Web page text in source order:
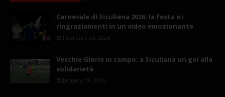
Carnevale di Siculiana 2026: la festa e i
ringraziamenti in un video emozionante
February 24, 2026
Vecchie Glorie in campo: a Siculiana un gol alla
solidarietà
January 19, 2026